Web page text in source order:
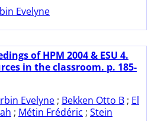
Evelyne
of HPM 2004 & ESU 4.
in the classroom. p. 185-
Evelyne ; Bekken Otto B ; El
; Métin Frédéric ; Stein